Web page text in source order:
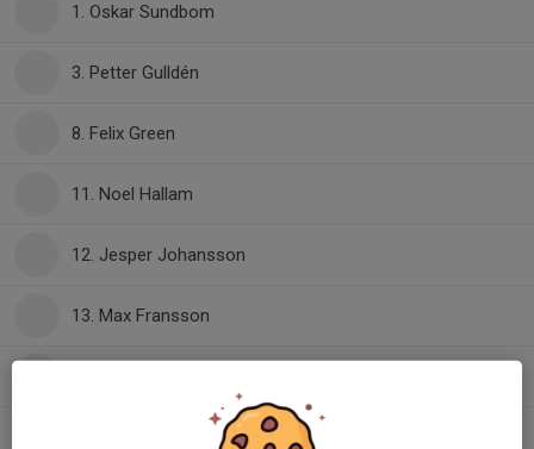
1. Oskar Sundbom
3. Petter Gulldén
8. Felix Green
11. Noel Hallam
12. Jesper Johansson
13. Max Fransson
16. Hampus Ivarsson